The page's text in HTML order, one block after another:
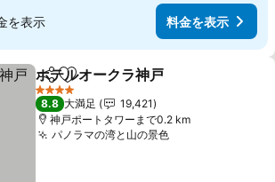
を表示 料金を表示
シェアお気に入りに追加
ホテルオークラ神戸
4 ホテルのランク
8.8 大満足
19,421
神戸ポートタワーまで0.2 km
パノラマの湾と山の景色